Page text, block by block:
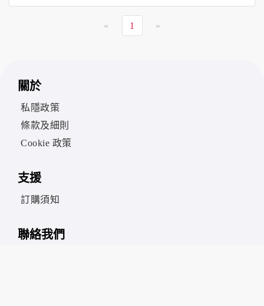
« 1 »
關於
私隱政策
條款及細則
Cookie 政策
支援
訂購須知
聯絡我們